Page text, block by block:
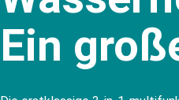
Ein